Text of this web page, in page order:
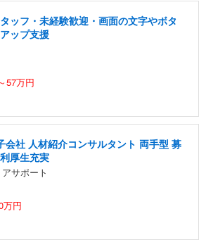
ッフ・未経験歓迎・画面の文字やボタ
ップ支援
57万円
会社 人材紹介コンサルタント 両手型 募
厚生充実
サポート
万円